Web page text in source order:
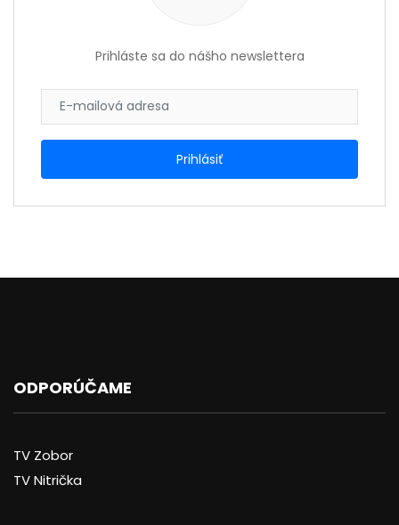
Prihláste sa do nášho newslettera
ODPORÚČAME
TV Zobor
TV Nitrička